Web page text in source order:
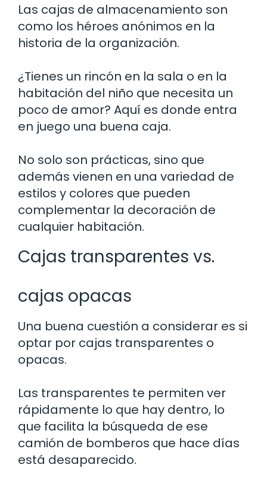
Las cajas de almacenamiento son
como los héroes anónimos en la
historia de la organización.
¿Tienes un rincón en la sala o en la
habitación del niño que necesita un
poco de amor? Aquí es donde entra
en juego una buena caja.
No solo son prácticas, sino que
además vienen en una variedad de
estilos y colores que pueden
complementar la decoración de
cualquier habitación.
Cajas transparentes vs.
cajas opacas
Una buena cuestión a considerar es si
optar por cajas transparentes o
opacas.
Las transparentes te permiten ver
rápidamente lo que hay dentro, lo
que facilita la búsqueda de ese
camión de bomberos que hace días
está desaparecido.